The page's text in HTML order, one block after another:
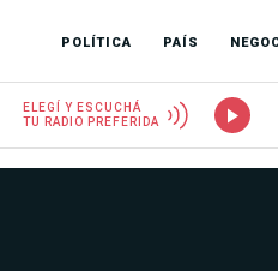
POLÍTICA PAÍS
ELEGÍ Y ESCUCHÁ
TU RADIO PREFERIDA